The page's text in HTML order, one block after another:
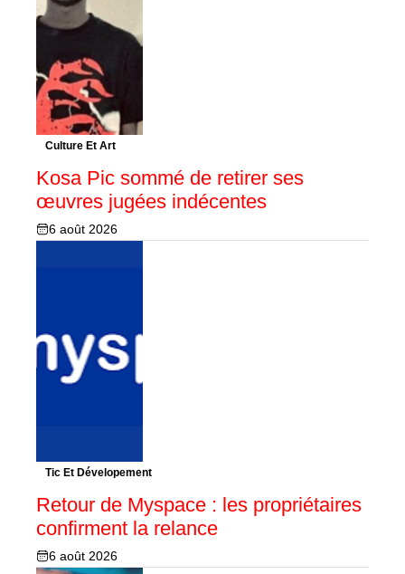
Culture Et Art
Kosa Pic sommé de retirer ses
œuvres jugées indécentes
6 août 2026
Tic Et Dévelopement
Retour de Myspace : les propriétaires
confirment la relance
6 août 2026